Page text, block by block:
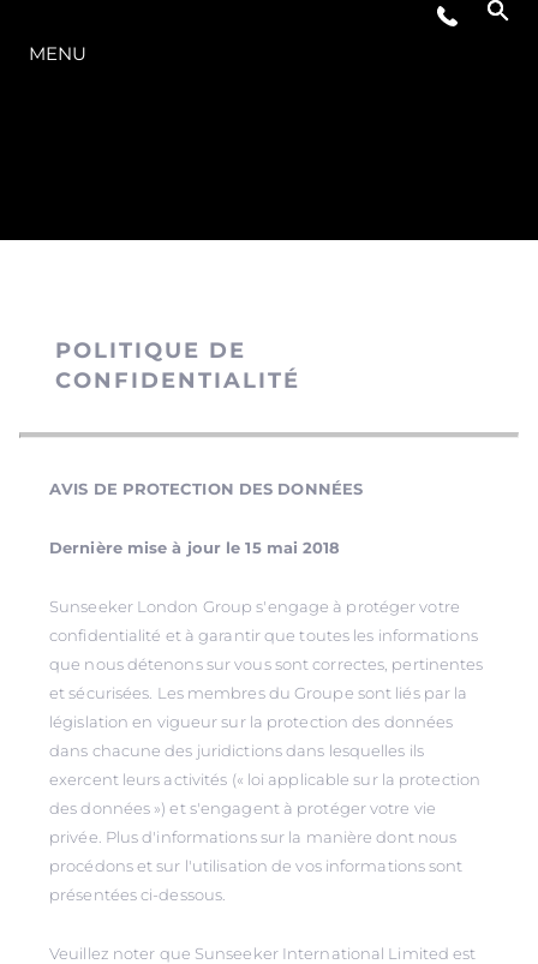
MENU
POLITIQUE DE
CONFIDENTIALITÉ
AVIS DE PROTECTION DES DONNÉES
Dernière mise à jour le 15 mai 2018
Sunseeker London Group s'engage à protéger votre
confidentialité et à garantir que toutes les informations
que nous détenons sur vous sont correctes, pertinentes
et sécurisées. Les membres du Groupe sont liés par la
législation en vigueur sur la protection des données
dans chacune des juridictions dans lesquelles ils
exercent leurs activités (« loi applicable sur la protection
des données ») et s'engagent à protéger votre vie
privée. Plus d'informations sur la manière dont nous
procédons et sur l'utilisation de vos informations sont
présentées ci-dessous.
Veuillez noter que Sunseeker International Limited est